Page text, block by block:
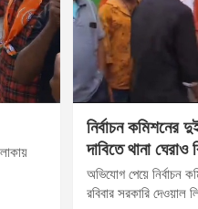
নির্বাচন কমিশনের
দাবিতে থানা ঘেরাও
অভিযোগ পেয়ে নির্বাচন
রবিবার সরকারি দেওয়াল